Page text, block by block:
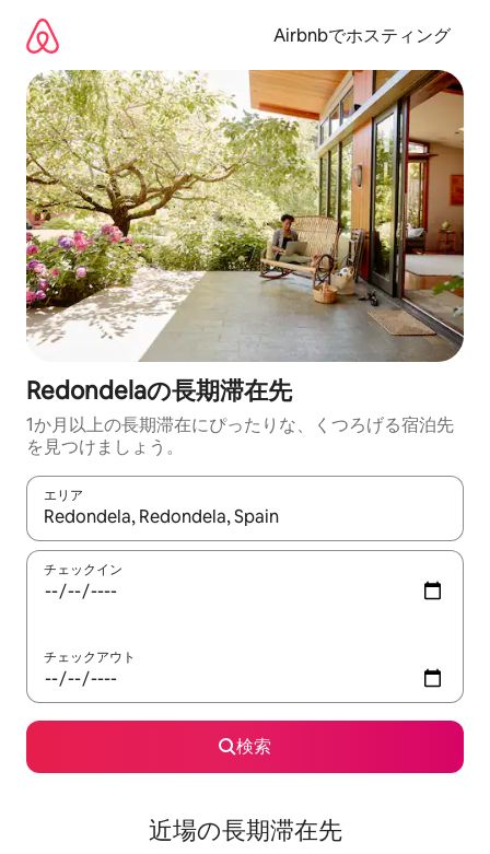
Airbnbでホスティング
Redondelaの長期滞在先
1か月以上の長期滞在にぴったりな、くつろげる宿泊先
を見つけましょう。
エリア
検索結果が表示されたら、上下の矢印キーを使って移動するか
チェックイン
チェックアウト
検索
近場の長期滞在先